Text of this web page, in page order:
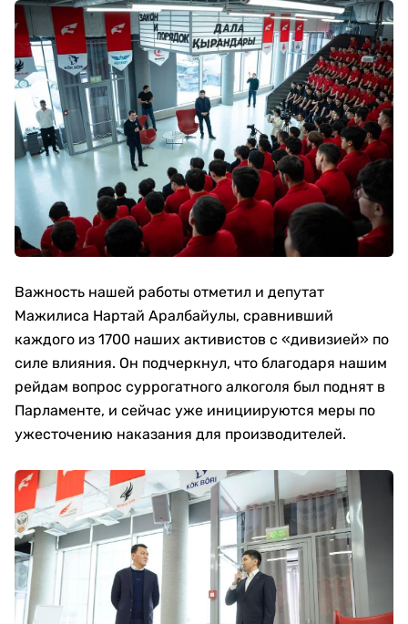
Важность нашей работы отметил и депутат
Мажилиса Нартай Аралбайулы, сравнивший
каждого из 1700 наших активистов с «дивизией» по
силе влияния. Он подчеркнул, что благодаря нашим
рейдам вопрос суррогатного алкоголя был поднят в
Парламенте, и сейчас уже инициируются меры по
ужесточению наказания для производителей.